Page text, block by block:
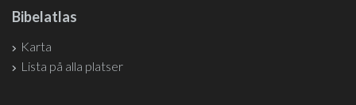
Bibelatlas
Karta
Lista på alla platser